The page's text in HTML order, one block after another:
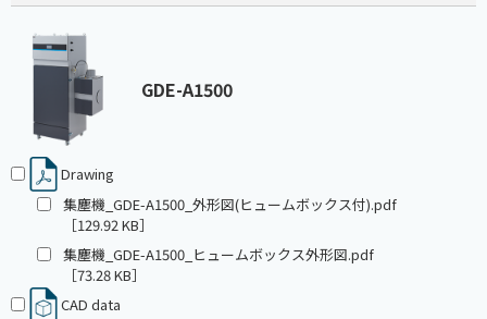
GDE-A1500
Drawing
集塵機_GDE-A1500_外形図(ヒュームボックス付).pdf
［129.92 KB］
集塵機_GDE-A1500_ヒュームボックス外形図.pdf
［73.28 KB］
CAD data